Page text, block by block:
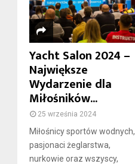
Yacht Salon 2024 –
Największe
Wydarzenie dla
Miłośników...
25 września 2024
Miłośnicy sportów wodnych,
pasjonaci żeglarstwa,
nurkowie oraz wszyscy,